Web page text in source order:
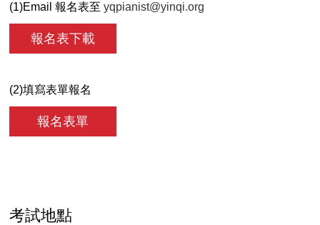
(1)Email 報名表至yqpianist@yinqi.org
報名表下載
(2)填寫表單報名
報名表單
考試地點